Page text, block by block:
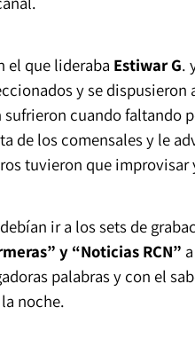
el que lideraba Estiwar G.
y se
sufrieron cuando faltando
de los comensales y le
tuvieron que
ir a los sets de
y “Noticias RCN”
palabras y con el
noche.